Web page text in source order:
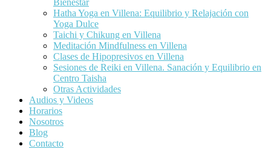
Hatha Yoga en Villena: Equilibrio y Relajación con
Yoga Dulce
Taichi y Chikung en Villena
Meditación Mindfulness en Villena
Clases de Hipopresivos en Villena
Sesiones de Reiki en Villena. Sanación y Equilibrio en
Centro Taisha
Otras Actividades
Audios y Videos
Horarios
Nosotros
Blog
Contacto